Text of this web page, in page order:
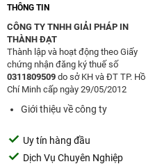
THÔNG TIN
CÔNG TY TNHH GIẢI PHÁP IN
THÀNH ĐẠT
Thành lập và hoạt động theo Giấy
chứng nhận đăng ký thuế số
0311809509 do sở KH và ĐT TP. Hồ
Chí Minh cấp ngày 29/05/2012
Giới thiệu về công ty
Uy tín hàng đầu
Dịch Vụ Chuyên Nghiệp